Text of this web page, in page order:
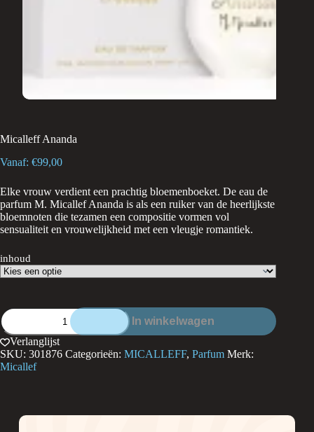
Micalleff Ananda
Vanaf: €99,00
Elke vrouw verdient een prachtig bloemenboeket. De eau de
parfum M. Micallef Ananda is als een ruiker van de heerlijkste
bloemnoten die tezamen een compositie vormen vol
sensualiteit en vrouwelijkheid met een vleugje romantiek.
inhoud
Micalleff
Ananda
aantal
In winkelwagen
Verlanglijst
SKU: 301876 Categorieën: MICALLEFF, Parfum Merk:
Micallef